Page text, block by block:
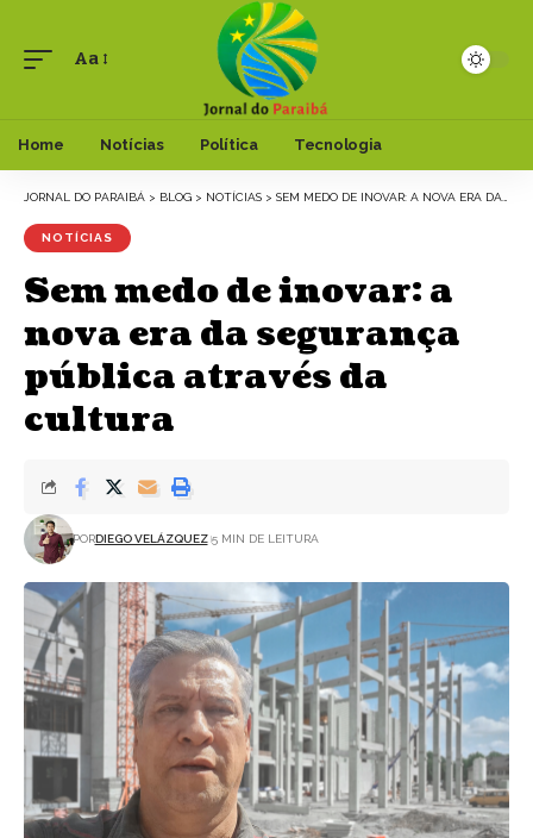
Aa
Home Notícias Política Tecnologia
JORNAL DO PARAIBÁ > BLOG > NOTÍCIAS > SEM MEDO DE INOVAR: A NOVA ERA DA SEGURANÇA PÚBLICA ATRAVÉS DA CULTURA
NOTÍCIAS
Sem medo de inovar: a
nova era da segurança
pública através da
cultura
PORDIEGO VELÁZQUEZ 5 MIN DE LEITURA